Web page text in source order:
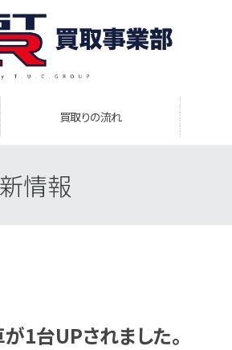
買取りの流れ
情報
1台UPされました。